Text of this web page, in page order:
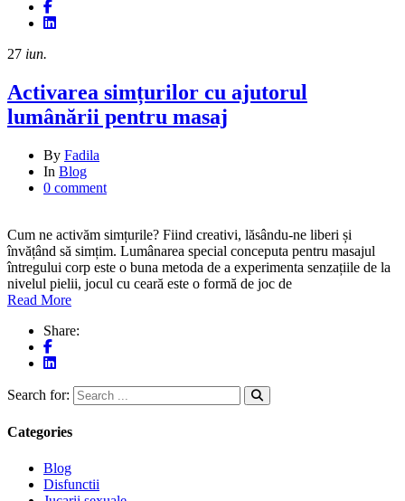
27 iun.
Activarea simțurilor cu ajutorul
lumânării pentru masaj
By Fadila
In Blog
0 comment
Cum ne activăm simțurile? Fiind creativi, lăsându-ne liberi și
învățând să simțim. Lumânarea special conceputa pentru masajul
întregului corp este o buna metoda de a experimenta senzațiile de la
nivelul pielii, jocul cu ceară este o formă de joc de
Read More
Share:
Search for:
Categories
Blog
Disfunctii